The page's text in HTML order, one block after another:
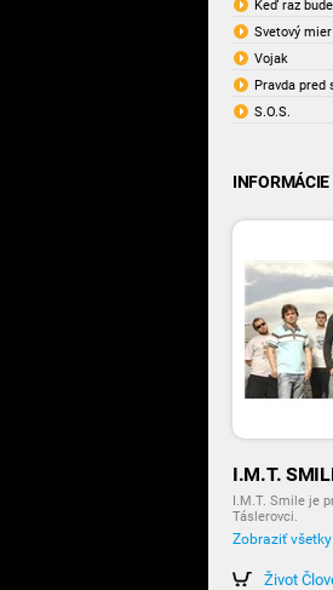
Keď raz
Svetový mier
Vojak
Pravda pred
S.O.S.
I.M.T.
I.M.T. Smile je
Táslerovci.
Zobraziť
Život